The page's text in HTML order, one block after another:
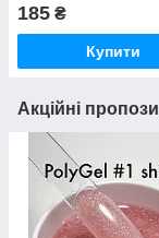
185 ₴
Купити
Акційні